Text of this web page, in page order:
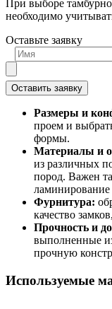
При выборе
необходимо
Оставьте заявку
Оставить заявку
Размеры и
проем и
формы.
Материалы и
из различных
пород. Важен
Фурнитура:
качество
Прочность и
выполненные
прочную
Используемые